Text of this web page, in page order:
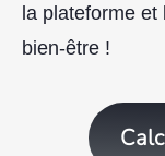
la plateforme et
bien-être !